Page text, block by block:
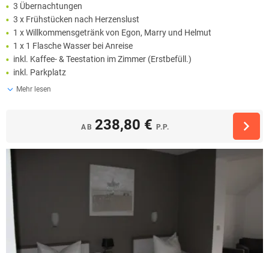
3 Übernachtungen
3 x Frühstücken nach Herzenslust
1 x Willkommensgetränk von Egon, Marry und Helmut
1 x 1 Flasche Wasser bei Anreise
inkl. Kaffee- & Teestation im Zimmer (Erstbefüll.)
inkl. Parkplatz
Mehr lesen
AB 238,80 € P.P.